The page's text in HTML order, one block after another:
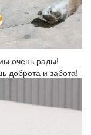
очень рады!
доброта и забота!